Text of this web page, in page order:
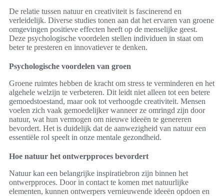
De relatie tussen natuur en creativiteit is fascinerend en
verleidelijk. Diverse studies tonen aan dat het ervaren van groene
omgevingen positieve effecten heeft op de menselijke geest.
Deze psychologische voordelen stellen individuen in staat om
beter te presteren en innovatiever te denken.
Psychologische voordelen van groen
Groene ruimtes hebben de kracht om stress te verminderen en het
algehele welzijn te verbeteren. Dit leidt niet alleen tot een betere
gemoedstoestand, maar ook tot verhoogde creativiteit. Mensen
voelen zich vaak gemoedelijker wanneer ze omringd zijn door
natuur, wat hun vermogen om nieuwe ideeën te genereren
bevordert. Het is duidelijk dat de aanwezigheid van natuur een
essentiële rol speelt in onze mentale gezondheid.
Hoe natuur het ontwerpproces bevordert
Natuur kan een belangrijke inspiratiebron zijn binnen het
ontwerpproces. Door in contact te komen met natuurlijke
elementen, kunnen ontwerpers vernieuwende ideeën opdoen en